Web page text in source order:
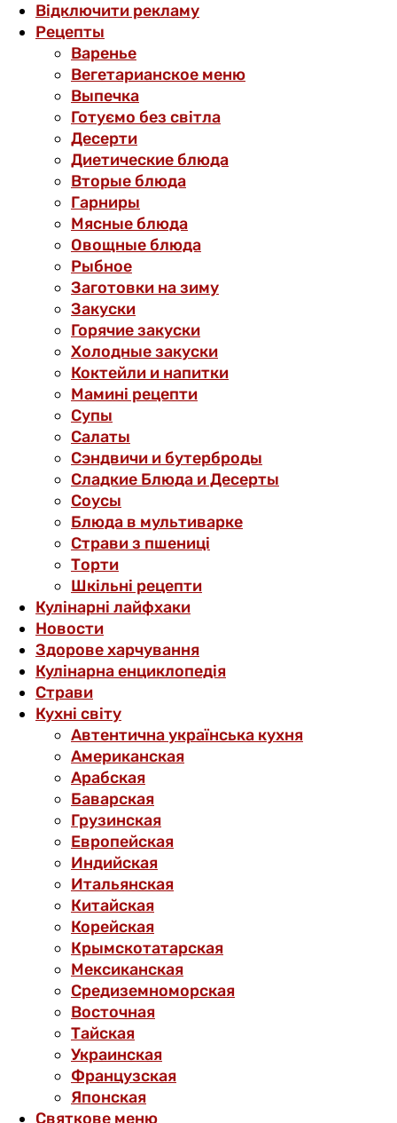
Відключити рекламу
Рецепты
Варенье
Вегетарианское меню
Выпечка
Готуємо без світла
Десерти
Диетические блюда
Вторые блюда
Гарниры
Мясные блюда
Овощные блюда
Рыбное
Заготовки на зиму
Закуски
Горячие закуски
Холодные закуски
Коктейли и напитки
Мамині рецепти
Супы
Салаты
Сэндвичи и бутерброды
Сладкие Блюда и Десерты
Соусы
Блюда в мультиварке
Страви з пшениці
Торти
Шкільні рецепти
Кулінарні лайфхаки
Новости
Здорове харчування
Кулінарна енциклопедія
Страви
Кухні світу
Автентична українська кухня
Американская
Арабская
Баварская
Грузинская
Европейская
Индийская
Итальянская
Китайская
Корейская
Крымскотатарская
Мексиканская
Средиземноморская
Восточная
Тайская
Украинская
Французская
Японская
Святкове меню